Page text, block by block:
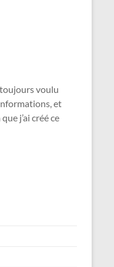
toujours voulu
et
j’ai créé ce